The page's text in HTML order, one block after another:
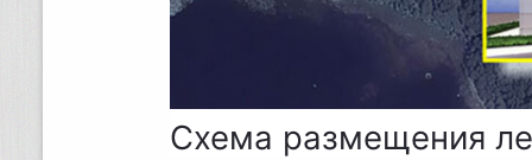
Схема размещения